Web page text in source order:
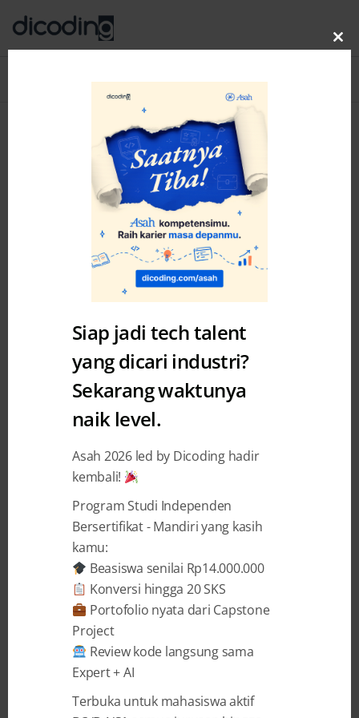
Artificial Intelligence
Peluang Terbuka Lebar di Era
Serba AI
Adrianus Yoza Aprilio 14 November 2024
BAGIKAN
Potensi kecerdasan buatan (AI) begitu besar
di era modern ini.Riset McKinsey
menunjukkan 72% bisnis global
menggunakan AI dalam setidaknya satu
Siap jadi tech talent
yang dicari industri?
Sekarang waktunya
naik level.
Asah 2026 led by Dicoding hadir
kembali!
Program Studi Independen
Bersertifikat - Mandiri yang kasih
kamu:
Beasiswa senilai Rp14.000.000
Konversi hingga 20 SKS
Portofolio nyata dari Capstone
Project
Review kode langsung sama
Expert + AI
Terbuka untuk mahasiswa aktif